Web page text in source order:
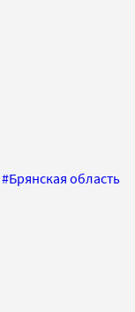
#Брянская область